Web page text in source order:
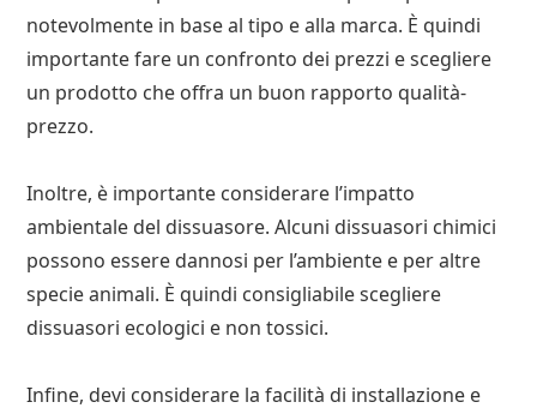
notevolmente in base al tipo e alla marca. È quindi
importante fare un confronto dei prezzi e scegliere
un prodotto che offra un buon rapporto qualità-
prezzo.
Inoltre, è importante considerare l’impatto
ambientale del dissuasore. Alcuni dissuasori chimici
possono essere dannosi per l’ambiente e per altre
specie animali. È quindi consigliabile scegliere
dissuasori ecologici e non tossici.
Infine, devi considerare la facilità di installazione e